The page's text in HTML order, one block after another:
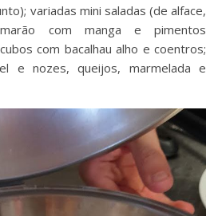
variadas mini saladas (de alface,
com manga e pimentos
com bacalhau alho e coentros;
e nozes, queijos, marmelada e